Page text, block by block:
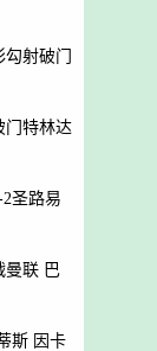
射破门
门特林达
圣路易
曼联 巴
斯 因卡